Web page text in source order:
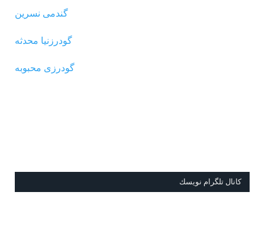
گندمی نسرین
گودرزنیا محدثه
گودرزی محبوبه
كانال تلگرام نويسك